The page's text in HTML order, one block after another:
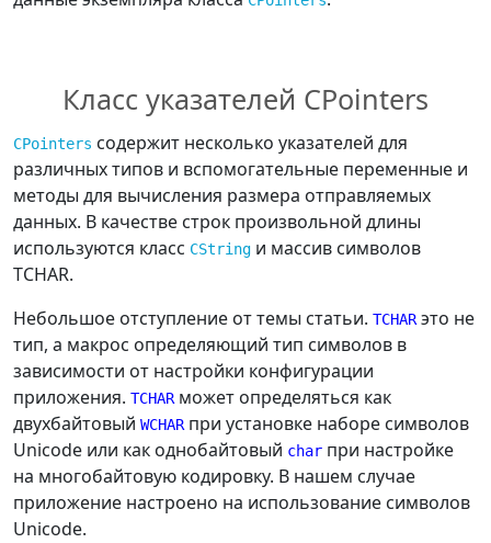
Класс указателей CPointers
CPointers содержит несколько указателей для
различных типов и вспомогательные переменные и
методы для вычисления размера отправляемых
данных. В качестве строк произвольной длины
используются класс CString и массив символов
TCHAR.
Небольшое отступление от темы статьи. TCHARэто не
тип, а макрос определяющий тип символов в
зависимости от настройки конфигурации
приложения. TCHARможет определяться как
двухбайтовый WCHARпри установке наборе символов
Unicode или как однобайтовый char при настройке
на многобайтовую кодировку. В нашем случае
приложение настроено на использование символов
Unicode.